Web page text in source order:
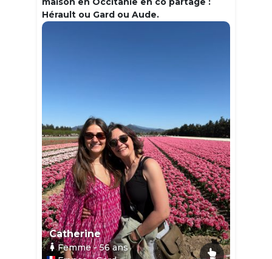
Hérault ou Gard ou Aude.
Catherine
Femme- 56ans